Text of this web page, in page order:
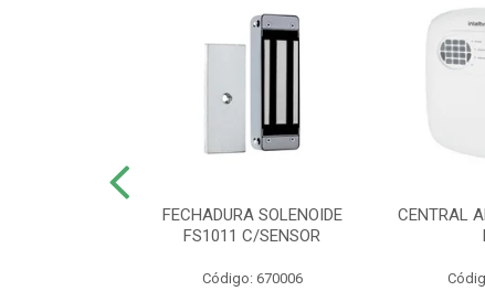
FECHADURA SOLENOIDE
FS1011 C/SENSOR
Código: 670006
CENTRAL